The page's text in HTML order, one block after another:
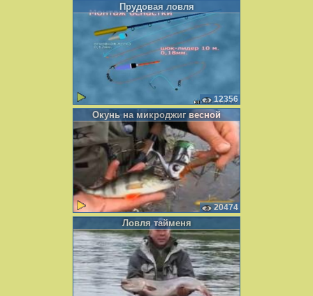
Прудовая ловля
12356
Окунь на микроджиг весной
20474
Ловля тайменя